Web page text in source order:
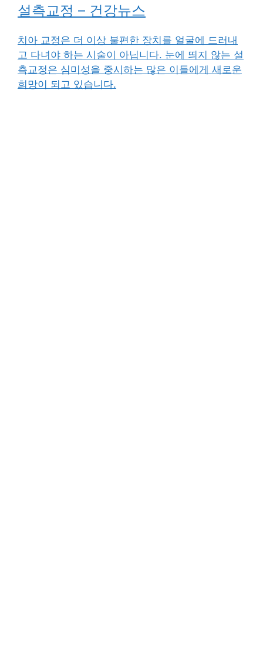
설측교정 – 건강뉴스
치아 교정은 더 이상 불편한 장치를 얼굴에 드러내
고 다녀야 하는 시술이 아닙니다. 눈에 띄지 않는 설
측교정은 심미성을 중시하는 많은 이들에게 새로운
희망이 되고 있습니다.